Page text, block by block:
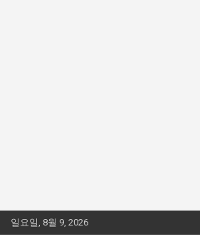
Skip
to
일요일, 8월 9, 2026